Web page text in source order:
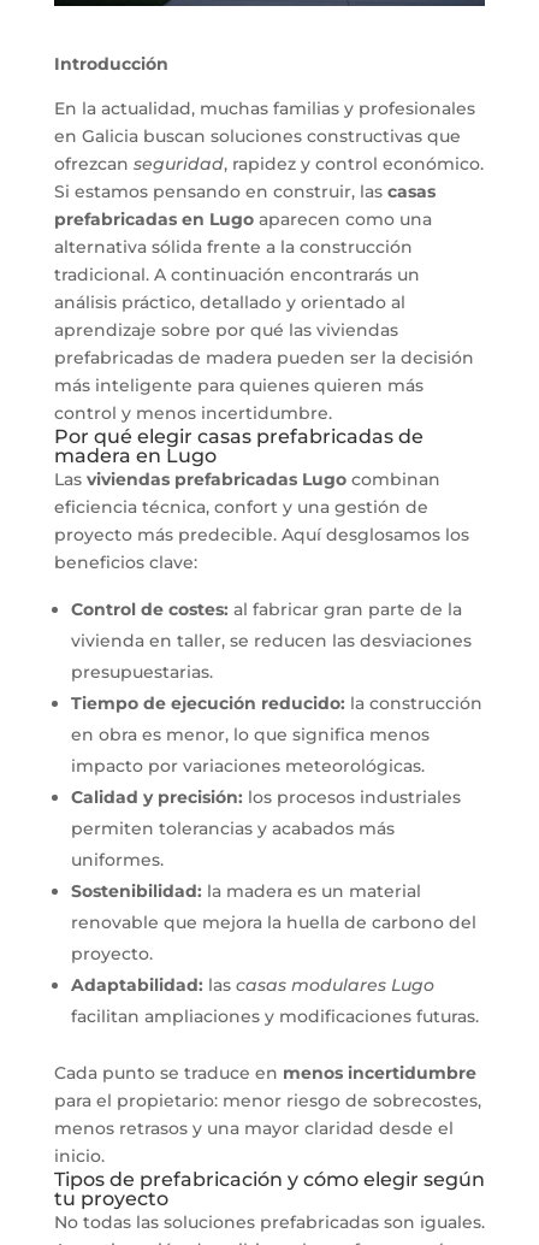
Introducción
En la actualidad, muchas familias y profesionales
en Galicia buscan soluciones constructivas que
ofrezcan seguridad, rapidez y control económico.
Si estamos pensando en construir, las casas
prefabricadas en Lugoaparecen como una
alternativa sólida frente a la construcción
tradicional. A continuación encontrarás un
análisis práctico, detallado y orientado al
aprendizaje sobre por qué las viviendas
prefabricadas de madera pueden ser la decisión
más inteligente para quienes quieren más
control y menos incertidumbre.
Por qué elegir casas prefabricadas de
madera en Lugo
Las viviendas prefabricadas Lugocombinan
eficiencia técnica, confort y una gestión de
proyecto más predecible. Aquí desglosamos los
beneficios clave:
Control de costes: al fabricar gran parte de la
vivienda en taller, se reducen las desviaciones
presupuestarias.
Tiempo de ejecución reducido: la construcción
en obra es menor, lo que significa menos
impacto por variaciones meteorológicas.
Calidad y precisión: los procesos industriales
permiten tolerancias y acabados más
uniformes.
Sostenibilidad: la madera es un material
renovable que mejora la huella de carbono del
proyecto.
Adaptabilidad: las casas modulares Lugo
facilitan ampliaciones y modificaciones futuras.
Cada punto se traduce en menos incertidumbre
para el propietario: menor riesgo de sobrecostes,
menos retrasos y una mayor claridad desde el
inicio.
Tipos de prefabricación y cómo elegir según
tu proyecto
No todas las soluciones prefabricadas son iguales.